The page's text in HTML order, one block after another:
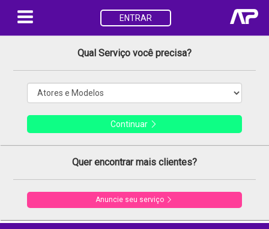
ENTRAR
Qual Serviço você precisa?
Continuar
Quer encontrar mais clientes?
Anuncie seu serviço